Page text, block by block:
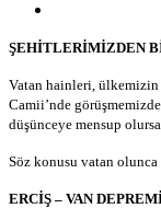
ŞEHİTLERİMİZDEN
Vatan hainleri,
Camii’nde
düşünceye mensup
Söz konusu vatan olunca
ERCİŞ – VAN